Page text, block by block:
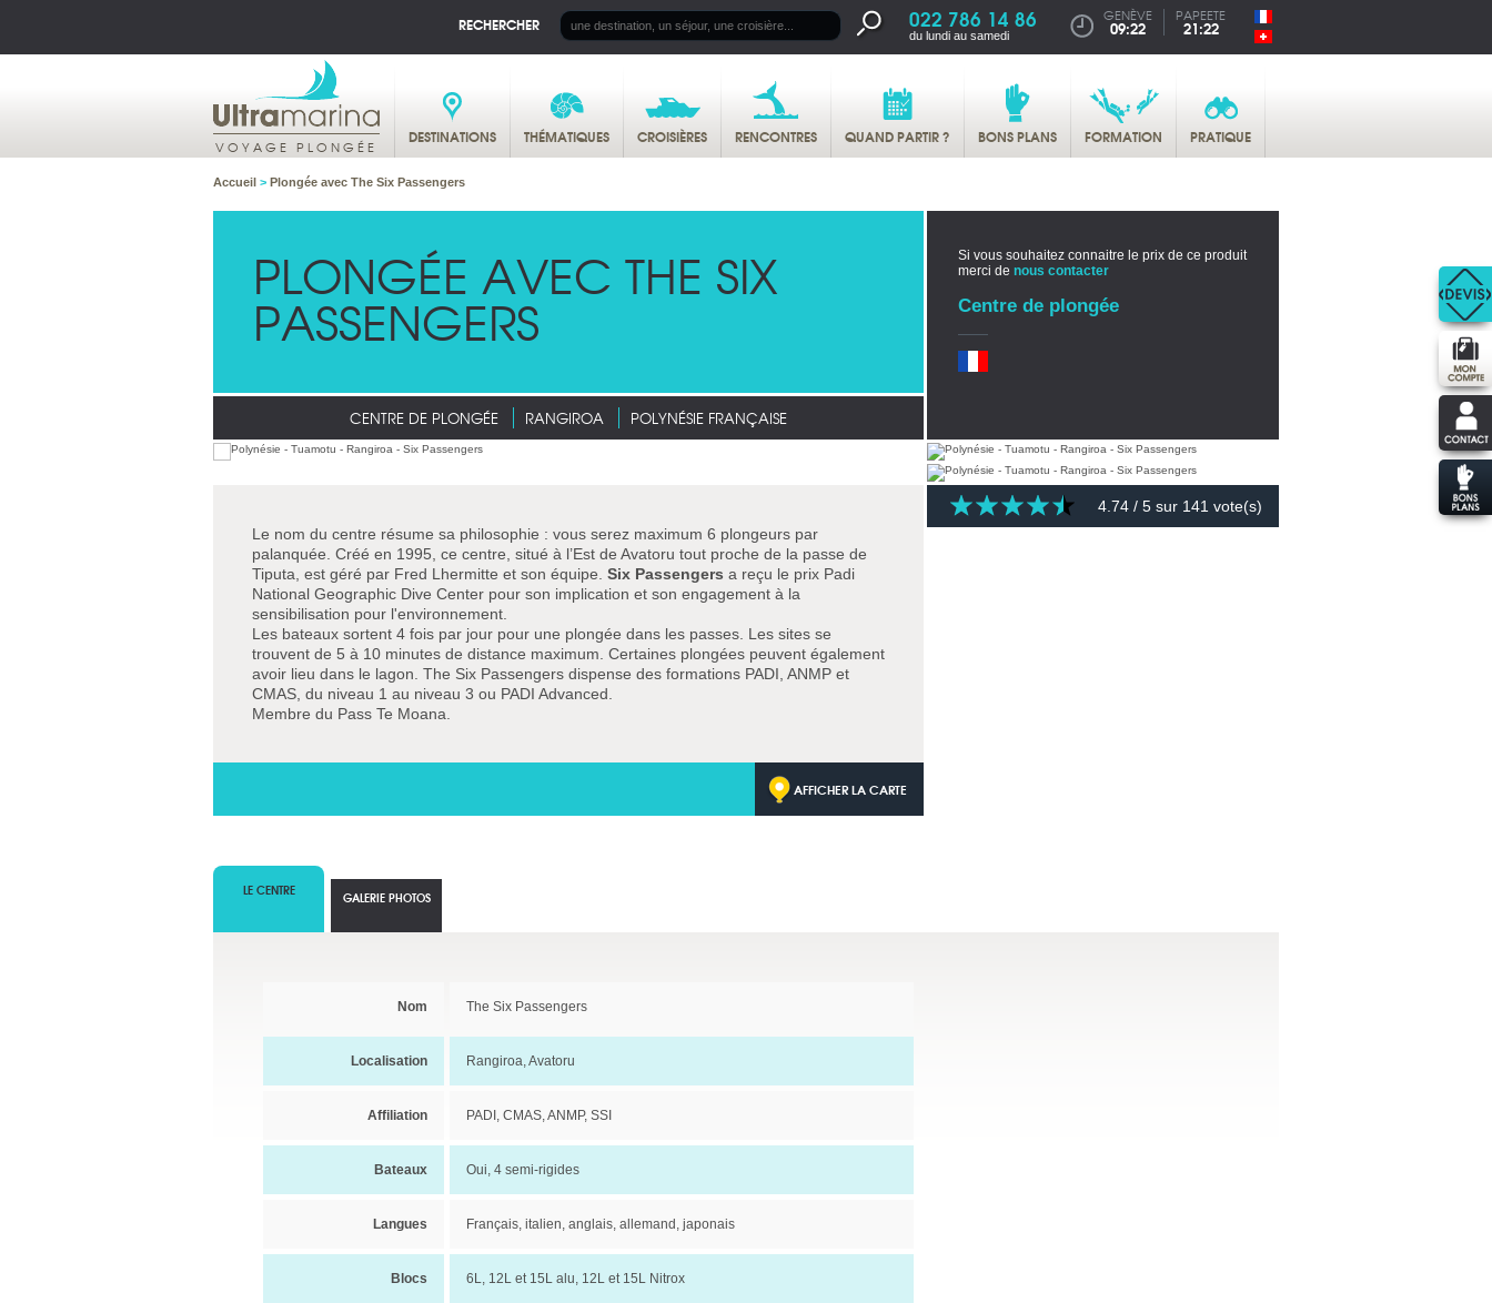
RECHERCHER 022 786 14 86
du lundi au samedi
GENÈVE
09:22
PAPEETE
21:22
VOYAGE PLONGÉE DESTINATIONS THÉMATIQUES CROISIÈRES RENCONTRES QUAND PARTIR ? BONS PLANS FORMATION PRATIQUE
Accueil > Plongée avec The Six Passengers
PLONGÉE AVEC THE SIX
PASSENGERS
CENTRE DE PLONGÉE RANGIROA POLYNÉSIE FRANÇAISE
Si vous souhaitez connaitre le prix de ce produit
merci de nous contacter
Centre de plongée
Le nom du centre résume sa philosophie : vous serez maximum 6 plongeurs par
palanquée. Créé en 1995, ce centre, situé à l’Est de Avatoru tout proche de la passe de
Tiputa, est géré par Fred Lhermitte et son équipe. Six Passengers a reçu le prix Padi
National Geographic Dive Center pour son implication et son engagement à la
sensibilisation pour l'environnement.
Les bateaux sortent 4 fois par jour pour une plongée dans les passes. Les sites se
trouvent de 5 à 10 minutes de distance maximum. Certaines plongées peuvent également
avoir lieu dans le lagon. The Six Passengers dispense des formations PADI, ANMP et
CMAS, du niveau 1 au niveau 3 ou PADI Advanced.
Membre du Pass Te Moana.
AFFICHER LA CARTE
4.74 / 5 sur 141 vote(s)
LE CENTRE
Nom The Six Passengers
Localisation Rangiroa, Avatoru
Affiliation PADI, CMAS, ANMP, SSI
Bateaux Oui, 4 semi-rigides
Langues Français, italien, anglais, allemand, japonais
Blocs 6L, 12L et 15L alu, 12L et 15L Nitrox
GALERIE PHOTOS